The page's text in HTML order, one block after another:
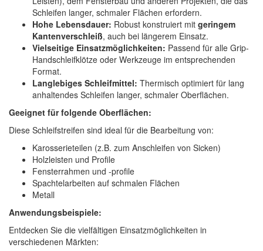
Schleifen langer, schmaler Flächen erfordern.
Hohe Lebensdauer: Robust konstruiert mit geringem
Kantenverschleiß, auch bei längerem Einsatz.
Vielseitige Einsatzmöglichkeiten: Passend für alle Grip-
Handschleifklötze oder Werkzeuge im entsprechenden
Format.
Langlebiges Schleifmittel: Thermisch optimiert für lang
anhaltendes Schleifen langer, schmaler Oberflächen.
Geeignet für folgende Oberflächen:
Diese Schleifstreifen sind ideal für die Bearbeitung von:
Karosserieteilen (z.B. zum Anschleifen von Sicken)
Holzleisten und Profile
Fensterrahmen und -profile
Spachtelarbeiten auf schmalen Flächen
Metall
Anwendungsbeispiele:
Entdecken Sie die vielfältigen Einsatzmöglichkeiten in
verschiedenen Märkten: